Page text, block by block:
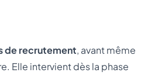
de recrutement, avant même
Elle intervient dès la phase